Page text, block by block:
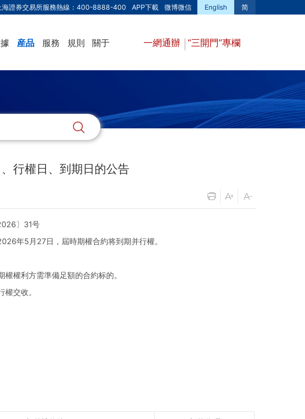
海證券交易所服務熱線： 400-8888-400 APP下載 微博微信 English 简
産品 服務 規則 關于 一網通辦 “三開門”專欄
行權日、到期日的公告
〕31号
年5月27日，屆時期權合約将到期并行權。
權利方需準備足額的合約标的。
交收。